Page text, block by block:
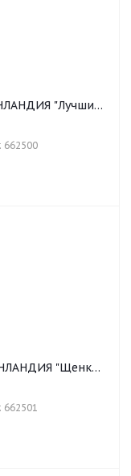
"Лучшие
662500
"Щенки
662501